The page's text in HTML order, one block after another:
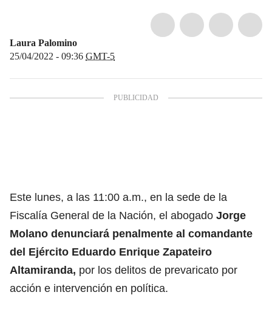
Laura Palomino
25/04/2022 - 09:36 GMT-5
Este lunes, a las 11:00 a.m., en la sede de la
Fiscalía General de la Nación, el abogado Jorge
Molano denunciará penalmente al comandante
del Ejército Eduardo Enrique Zapateiro
Altamiranda, por los delitos de prevaricato por
acción e intervención en política.